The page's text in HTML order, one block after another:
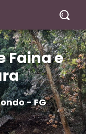
Faina e
- FG